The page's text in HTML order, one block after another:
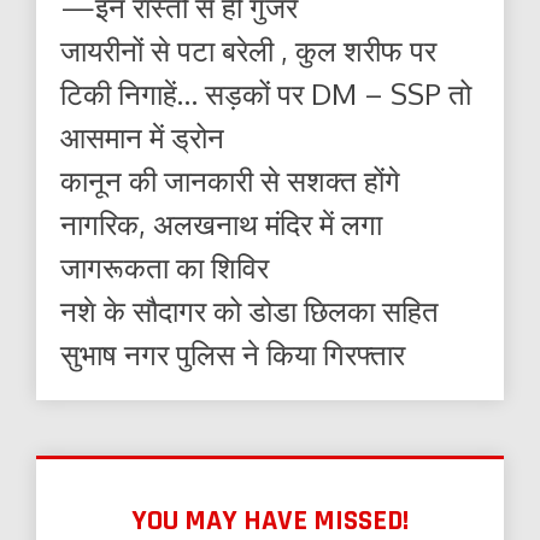
जायरीनों से पटा बरेली , कुल शरीफ पर
टिकी निगाहें… सड़कों पर DM – SSP तो
आसमान में ड्रोन
कानून की जानकारी से सशक्त होंगे
नागरिक, अलखनाथ मंदिर में लगा
जागरूकता का शिविर
नशे के सौदागर को डोडा छिलका सहित
सुभाष नगर पुलिस ने किया गिरफ्तार
YOU MAY HAVE MISSED!